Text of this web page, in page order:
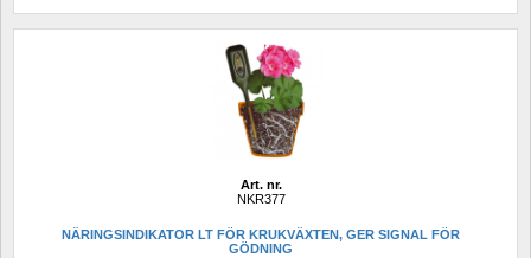
Art. nr.
NKR377
NÄRINGSINDIKATOR LT FÖR KRUKVÄXTEN, GER SIGNAL FÖR
GÖDNING